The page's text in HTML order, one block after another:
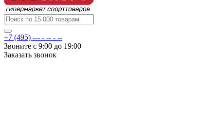
+7 (495) --- - -- - --
Звоните с 9:00 до 19:00
Заказать звонок